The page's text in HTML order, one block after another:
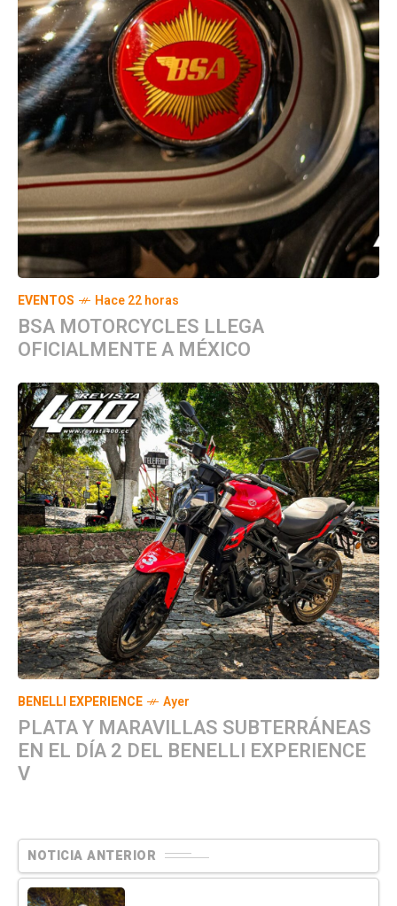
EVENTOS Hace 22 horas
BSA MOTORCYCLES LLEGA
OFICIALMENTE A MÉXICO
BENELLI EXPERIENCE Ayer
PLATA Y MARAVILLAS SUBTERRÁNEAS
EN EL DÍA 2 DEL BENELLI EXPERIENCE
V
NOTICIA ANTERIOR